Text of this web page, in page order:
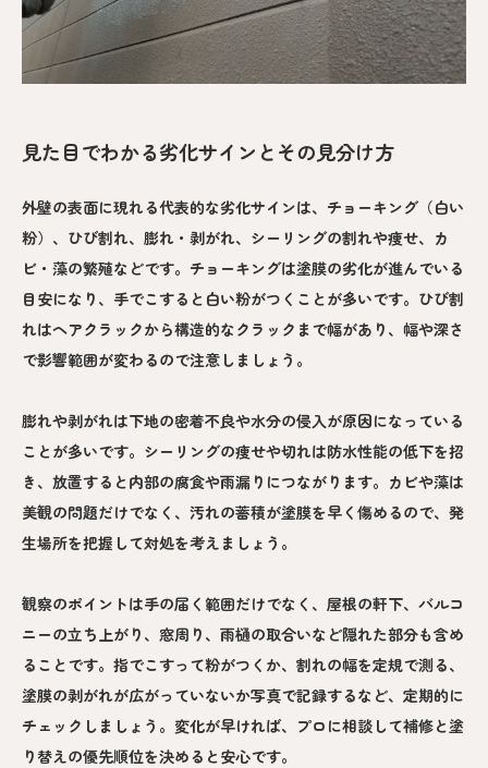
見た目でわかる劣化サインとその見分け方
外壁の表面に現れる代表的な劣化サインは、チョーキング（白い
粉）、ひび割れ、膨れ・剥がれ、シーリングの割れや痩せ、カ
ビ・藻の繁殖などです。チョーキングは塗膜の劣化が進んでいる
目安になり、手でこすると白い粉がつくことが多いです。ひび割
れはヘアクラックから構造的なクラックまで幅があり、幅や深さ
で影響範囲が変わるので注意しましょう。
膨れや剥がれは下地の密着不良や水分の侵入が原因になっている
ことが多いです。シーリングの痩せや切れは防水性能の低下を招
き、放置すると内部の腐食や雨漏りにつながります。カビや藻は
美観の問題だけでなく、汚れの蓄積が塗膜を早く傷めるので、発
生場所を把握して対処を考えましょう。
観察のポイントは手の届く範囲だけでなく、屋根の軒下、バルコ
ニーの立ち上がり、窓周り、雨樋の取合いなど隠れた部分も含め
ることです。指でこすって粉がつくか、割れの幅を定規で測る、
塗膜の剥がれが広がっていないか写真で記録するなど、定期的に
チェックしましょう。変化が早ければ、プロに相談して補修と塗
り替えの優先順位を決めると安心です。